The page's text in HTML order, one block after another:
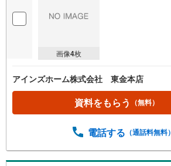
画像4枚
アインズホーム株式会社 東金本店
資料をもらう （無料）
電話する （通話料無料）